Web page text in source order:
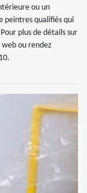
ou un
peintres qualifiés qui
plus de détails sur
ou rendez